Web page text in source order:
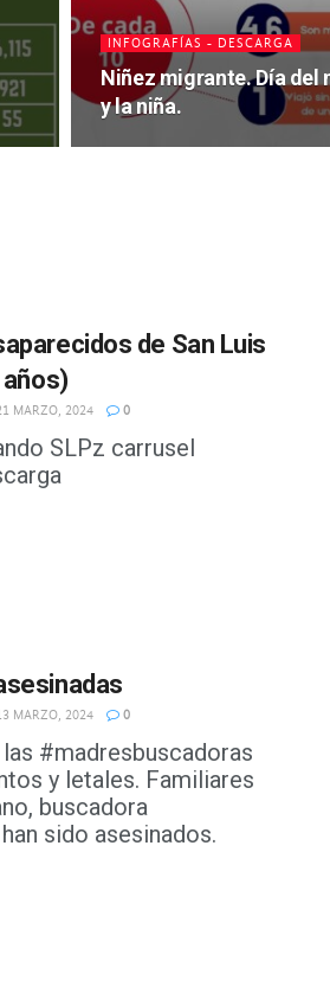
INFOGRAFÍAS - DESCARGA
Niñez migrante. Día del
y la niña.
de San Luis
MARZO, 2024 0
SLPz carrusel
MARZO, 2024 0
#madresbuscadoras
y letales. Familiares
buscadora
sido asesinados.